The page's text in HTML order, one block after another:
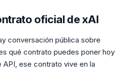
oficial de xAI
conversación pública sobre
qué contrato puedes poner hoy
ese contrato vive en la